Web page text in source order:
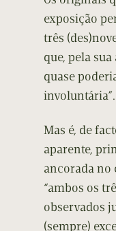
exposição
três
que, pela
quase
involuntária”.
Mas é, de
aparente,
ancorada no
“ambos os
observados
(sempre)